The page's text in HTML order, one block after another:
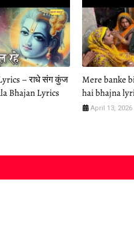
– राधे संग कुंज
Bhajan Lyrics
Mere banke
hai bhajna
April 13, 2026